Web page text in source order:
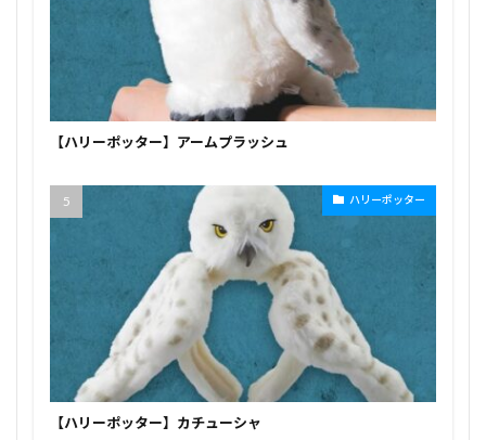
【ハリーポッター】アームプラッシュ
ハリーポッター
【ハリーポッター】カチューシャ